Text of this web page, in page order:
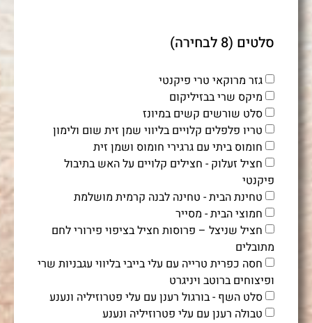
סלטים (8 לבחירה)
גזר מרוקאי טרי פיקנטי
מיקס שרי בבזיליקום
סלט שורשים קשים במיונז
טריו פלפלים קלויים בליווי שמן זית שום ולימון
חומוס ביתי עם גרגירי חומוס ושמן זית
חציל זעלוק - חצילים קלויים על האש בתיבול
פיקנטי
טחינת הבית - טחינה לבנה קרמית מושלמת
חמוצי הבית - מסייר
חציל שניצל – פרוסות חציל בציפוי פירורי לחם
מתובלים
חסה כפרית טרייה עם עלי בייבי בליווי עגבניות שרי
ופיצוחים ברוטב ויניגרט
סלט השף - בורגול רענן עם עלי פטרוזיליה ונענע
טבולה רענן עם עלי פטרוזיליה ונענע